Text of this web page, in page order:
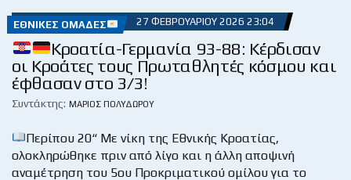
ΕΘΝΙΚΈΣ ΟΜΆΔΕΣ 27 ΦΕΒΡΟΥΑΡΊΟΥ 2026 23:04
Κροατία-Γερμανία 93-88: Κέρδισαν
οι Κροάτες τους Πρωταθλητές κόσμου και
έφθασαν στο 3/3!
Συντάκτης: ΜΆΡΙΟΣ ΠΟΛΥΔΏΡΟΥ
Περίπου 20“ Με νίκη της Εθνικής Κροατίας,
ολοκληρώθηκε πριν από λίγο και η άλλη αποψινή
αναμέτρηση του 5ου Προκριματικού ομίλου για το